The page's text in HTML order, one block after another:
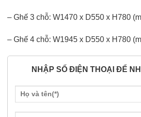
– Ghế 3 chỗ: W1470 x D550 x H780
– Ghế 4 chỗ: W1945 x D550 x H780
NHẬP SỐ ĐIỆN THOẠI ĐỂ